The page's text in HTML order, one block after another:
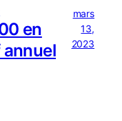
en
mars
13,
2023